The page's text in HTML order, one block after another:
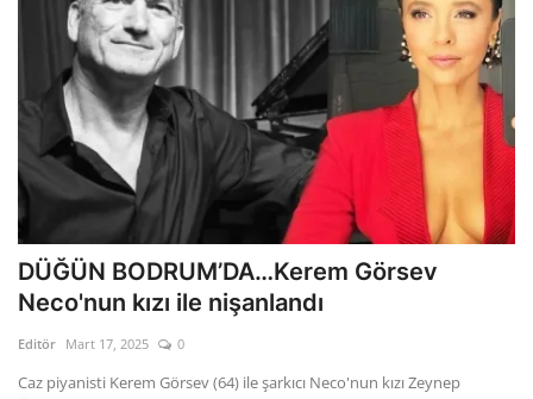
DÜĞÜN BODRUM’DA…Kerem Görsev
Neco'nun kızı ile nişanlandı
Editör Mart 17, 2025 0
Caz piyanisti Kerem Görsev (64) ile şarkıcı Neco'nun kızı Zeynep